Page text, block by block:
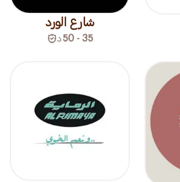
شارع الورد
35 - 50 د